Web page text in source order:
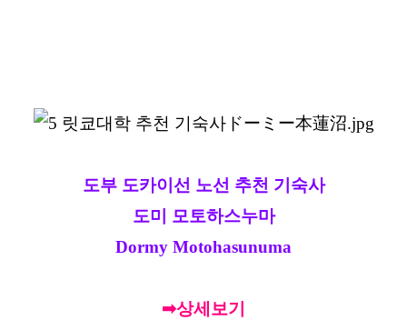
도부 도카이선 노선 추천 기숙사
도미 모토하스누마
Dormy Motohasunuma
➡상세보기